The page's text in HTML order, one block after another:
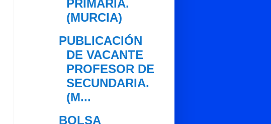
PRIMARIA.
(MURCIA)
PUBLICACIÓN
DE VACANTE
PROFESOR DE
SECUNDARIA.
(M...
BOLSA